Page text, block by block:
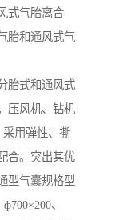
式气胎离合
胎和通风式气
胎式和通风式
压风机、钻机
采用弹性、撕
合。突出其优
型气囊规格型
、